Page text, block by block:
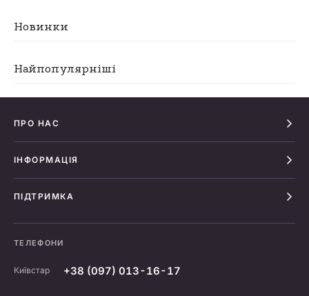
Новинки
Найпопулярніші
ПРО НАС
ІНФОРМАЦІЯ
ПІДТРИМКА
ТЕЛЕФОНИ
Київстар +38 (097) 013-16-17